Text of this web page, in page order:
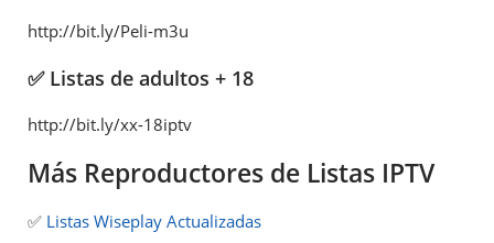
http://bit.ly/Peli-m3u
✅ Listas de adultos + 18
http://bit.ly/xx-18iptv
Más Reproductores de Listas IPTV
✅ Listas Wiseplay Actualizadas